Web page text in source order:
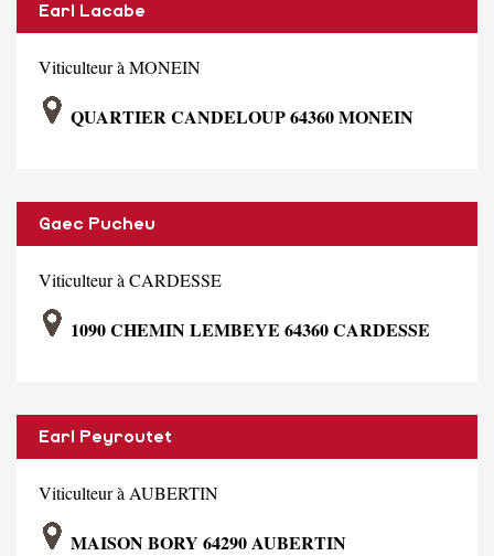
Earl Lacabe
Viticulteur à MONEIN
QUARTIER CANDELOUP 64360 MONEIN
Gaec Pucheu
Viticulteur à CARDESSE
1090 CHEMIN LEMBEYE 64360 CARDESSE
Earl Peyroutet
Viticulteur à AUBERTIN
MAISON BORY 64290 AUBERTIN